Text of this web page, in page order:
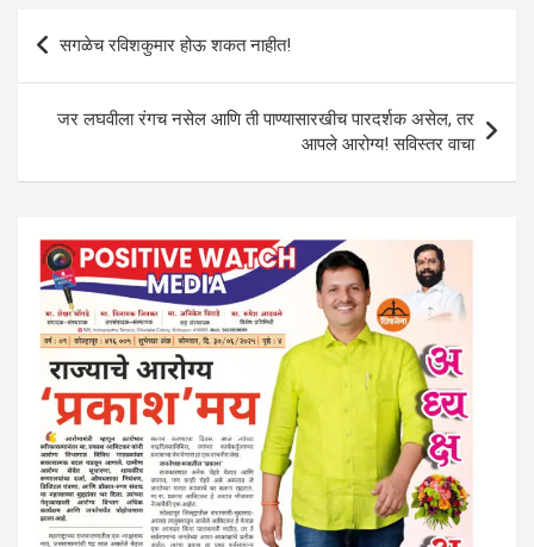
A
p
o
o
k
n
a
Post
navigation
सगळेच रविशकुमार होऊ शकत नाहीत!
जर लघवीला रंगच नसेल आणि ती पाण्यासारखीच पारदर्शक असेल, तर
आपले आरोग्य! सविस्तर वाचा